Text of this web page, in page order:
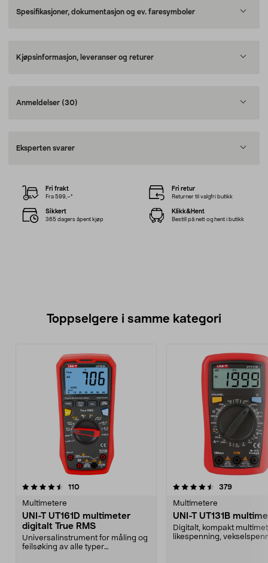
Spesifikasjoner, dokumentasjon og ev. faresymboler
Kjøpsinformasjon, leveranser og returer
Anmeldelser (30)
Eksperten svarer
Fri frakt
Fra 599,–*
Fri retur
Returner til valgfri butikk
Sikkert
365 dagers åpent kjøp
Klikk&Hent
Bestill på nett og hent i butikk
Toppselgere i samme kategori
110anmeldelser
Multimetere
UNI-T UT161D multimeter
digitalt True RMS
Universalinstrument for måling og
feilsøking av alle typer
4.5 av 5 stjerner 379
Multimetere
UNI-T UT131B
Digitalt, kompakt
likespenning,
4.5 av 5 stjerner